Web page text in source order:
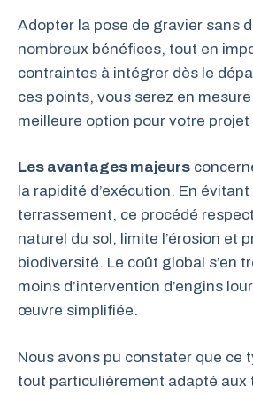
Adopter la pose de gravier sans
nombreux bénéfices, tout en
contraintes à intégrer dès le
ces points, vous serez en
meilleure option pour votre projet
Les avantages majeurs
la rapidité d’exécution. En
terrassement, ce procédé
naturel du sol, limite l’érosion et
biodiversité. Le coût global s’en
moins d’intervention d’engins
œuvre simplifiée.
Nous avons pu constater que ce
tout particulièrement adapté aux